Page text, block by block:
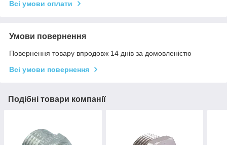
Всі умови оплати
Умови повернення
Повернення товару впродовж 14 днів за домовленістю
Всі умови повернення
Подібні товари компанії